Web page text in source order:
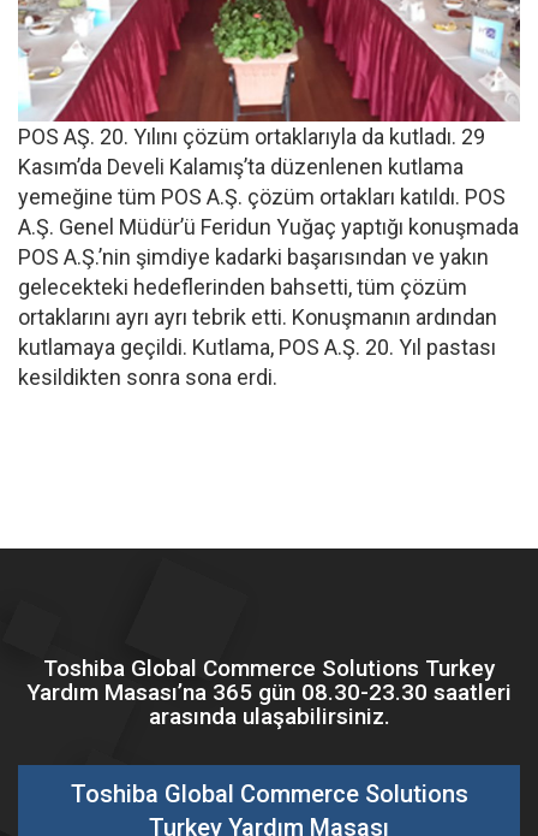
POS AŞ. 20. Yılını çözüm ortaklarıyla da kutladı. 29
Kasım’da Develi Kalamış’ta düzenlenen kutlama
yemeğine tüm POS A.Ş. çözüm ortakları katıldı. POS
A.Ş. Genel Müdür’ü Feridun Yuğaç yaptığı konuşmada
POS A.Ş.’nin şimdiye kadarki başarısından ve yakın
gelecekteki hedeflerinden bahsetti, tüm çözüm
ortaklarını ayrı ayrı tebrik etti. Konuşmanın ardından
kutlamaya geçildi. Kutlama, POS A.Ş. 20. Yıl pastası
kesildikten sonra sona erdi.
Toshiba Global Commerce Solutions Turkey
Yardım Masası’na 365 gün 08.30-23.30 saatleri
arasında ulaşabilirsiniz.
Toshiba Global Commerce Solutions
Turkey Yardım Masası